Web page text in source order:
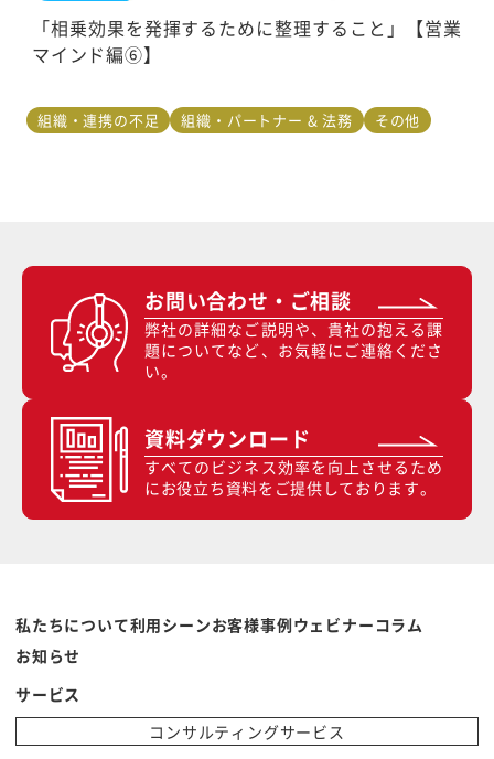
「相乗効果を発揮するために整理すること」【営業
マインド編⑥】
組織・連携の不足 組織・パートナー & 法務 その他
お問い合わせ・ご相談
弊社の詳細なご説明や、貴社の抱える課
題についてなど、お気軽にご連絡くださ
い。
資料ダウンロード
すべてのビジネス効率を向上させるため
にお役立ち資料をご提供しております。
私たちについて利用シーンお客様事例ウェビナー コラム
お知らせ
サービス
コンサルティングサービス